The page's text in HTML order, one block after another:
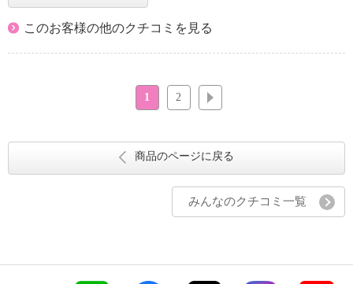
このお客様の他のクチコミを見る
1 2
商品のページに戻る
みんなのクチコミ一覧